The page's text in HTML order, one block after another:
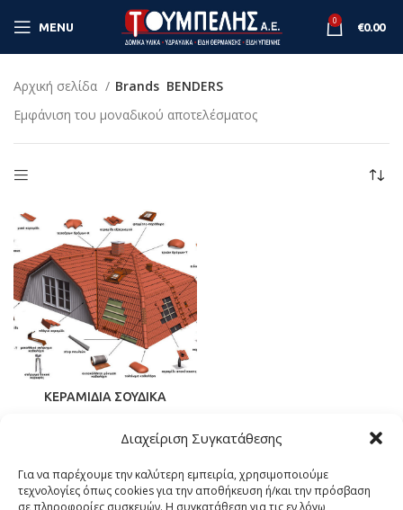
Διαχείριση Συγκατάθεσης
Για να παρέχουμε την καλύτερη εμπειρία, χρησιμοποιούμε
τεχνολογίες όπως cookies για την αποθήκευση ή/και την πρόσβαση
σε πληροφορίες συσκευών. Η συγκατάθεση για τις εν λόγω
MENU 0 €0.00
Αρχική σελίδα Brands BENDERS
Εμφάνιση του μοναδικού αποτελέσματος
ΚΕΡΑΜΙΔΙΑ ΣΟΥΔΙΚΑ